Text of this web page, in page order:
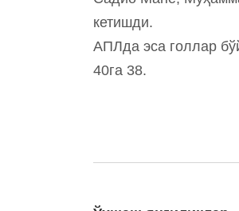
кетишди.
АПЛда эса голлар
40га 38.